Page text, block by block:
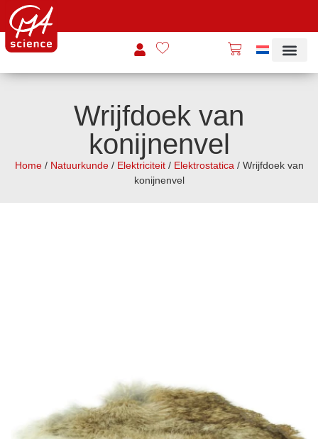
Wrijfdoek van
konijnenvel
Home/ Natuurkunde/ Elektriciteit/ Elektrostatica / Wrijfdoek van
konijnenvel